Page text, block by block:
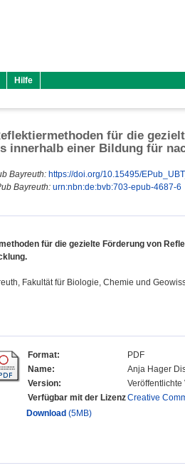
Hilfe
für die
innerhalb einer Bildung für
Bayreuth: https://doi.org/10.15495/
Bayreuth: urn:nbn:de:bvb:703-epub-4687-6
für die gezielte Förderung von
Fakultät für Biologie, Chemie und
Format:
PDF
Name:
Anja Hager
Version:
Veröffentlichte
Verfügbar mit der LizenzCreative
Download (5MB)